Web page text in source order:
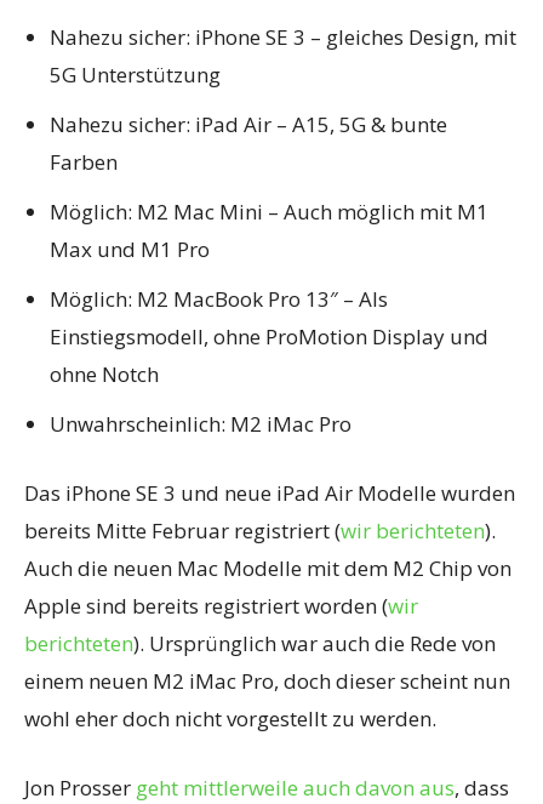
Nahezu sicher: iPhone SE 3 – gleiches Design, mit
5G Unterstützung
Nahezu sicher: iPad Air – A15, 5G & bunte
Farben
Möglich: M2 Mac Mini – Auch möglich mit M1
Max und M1 Pro
Möglich: M2 MacBook Pro 13″ – Als
Einstiegsmodell, ohne ProMotion Display und
ohne Notch
Unwahrscheinlich: M2 iMac Pro
Das iPhone SE 3 und neue iPad Air Modelle wurden
bereits Mitte Februar registriert (wir berichteten).
Auch die neuen Mac Modelle mit dem M2 Chip von
Apple sind bereits registriert worden (wir
berichteten). Ursprünglich war auch die Rede von
einem neuen M2 iMac Pro, doch dieser scheint nun
wohl eher doch nicht vorgestellt zu werden.
Jon Prosser geht mittlerweile auch davon aus, dass